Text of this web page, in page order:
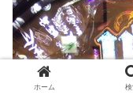
ホーム